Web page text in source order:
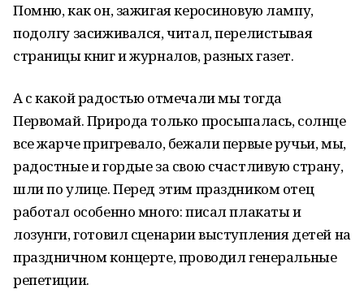
Помню, как он, зажигая керосиновую лампу,
подолгу засиживался, читал, перелистывая
страницы книг и журналов, разных газет.
А с какой радостью отмечали мы тогда
Первомай. Природа только просыпалась, солнце
все жарче пригревало, бежали первые ручьи, мы,
радостные и гордые за свою счастливую страну,
шли по улице. Перед этим праздником отец
работал особенно много: писал плакаты и
лозунги, готовил сценарии выступления детей на
праздничном концерте, проводил генеральные
репетиции.